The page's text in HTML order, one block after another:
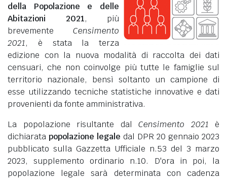
della Popolazione e delle
Abitazioni 2021, più
brevemente Censimento
2021, è stata la terza
edizione con la nuova modalità di raccolta dei dati
censuari, che non coinvolge più tutte le famiglie sul
territorio nazionale, bensì soltanto un campione di
esse utilizzando tecniche statistiche innovative e dati
provenienti da fonte amministrativa.
La popolazione risultante dal Censimento 2021 è
dichiarata popolazione legale dal DPR 20 gennaio 2023
pubblicato sulla Gazzetta Ufficiale n.53 del 3 marzo
2023, supplemento ordinario n.10. D'ora in poi, la
popolazione legale sarà determinata con cadenza